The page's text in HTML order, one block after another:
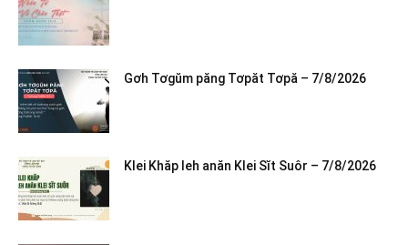
Gơh Tơgŭm păng Tơpăt Tơpă – 7/8/2026
Klei Khăp leh anăn Klei Sĭt Suôr – 7/8/2026